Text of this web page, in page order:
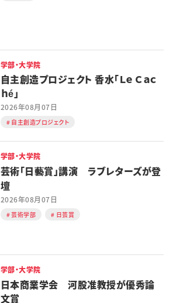
学部・大学院
自主創造プロジェクト 香水「Ｌｅ Ｃａｃ
ｈé」
2026年08月07日
自主創造プロジェクト
学部・大学院
芸術「日藝賞」講演 ラブレターズが登
壇
2026年08月07日
芸術学部 日芸賞
学部・大学院
日本商業学会 河股准教授が優秀論
文賞